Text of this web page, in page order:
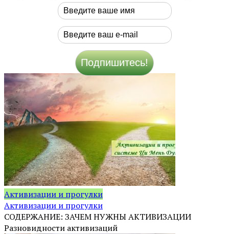
Активизации и прогулки
Активизации и прогулки
СОДЕРЖАНИЕ: ЗАЧЕМ НУЖНЫ АКТИВИЗАЦИИ
Разновидности активизаций